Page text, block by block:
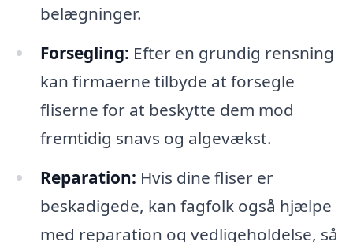
belægninger.
Forsegling: Efter en grundig rensning
kan firmaerne tilbyde at forsegle
fliserne for at beskytte dem mod
fremtidig snavs og algevækst.
Reparation: Hvis dine fliser er
beskadigede, kan fagfolk også hjælpe
med reparation og vedligeholdelse, så